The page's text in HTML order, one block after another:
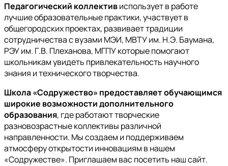
Педагогический коллективиспользует в работе
лучшие образовательные практики, участвует в
общегородских проектах, развивает традиции
сотрудничества с вузами МЭИ, МВТУ им. Н.Э. Баумана,
РЭУ им. Г.В. Плеханова, МГПУ которые помогают
школьникам увидеть привлекательность научного
знания и технического творчества.
Школа «Содружество» предоставляет обучающимся
широкие возможности дополнительного
образования, где работают творческие
разновозрастные коллективы различной
направленности. Мы создаем и поддерживаем
атмосферу открытости инновациям в нашем
«Содружестве». Приглашаем вас посетить наш сайт.